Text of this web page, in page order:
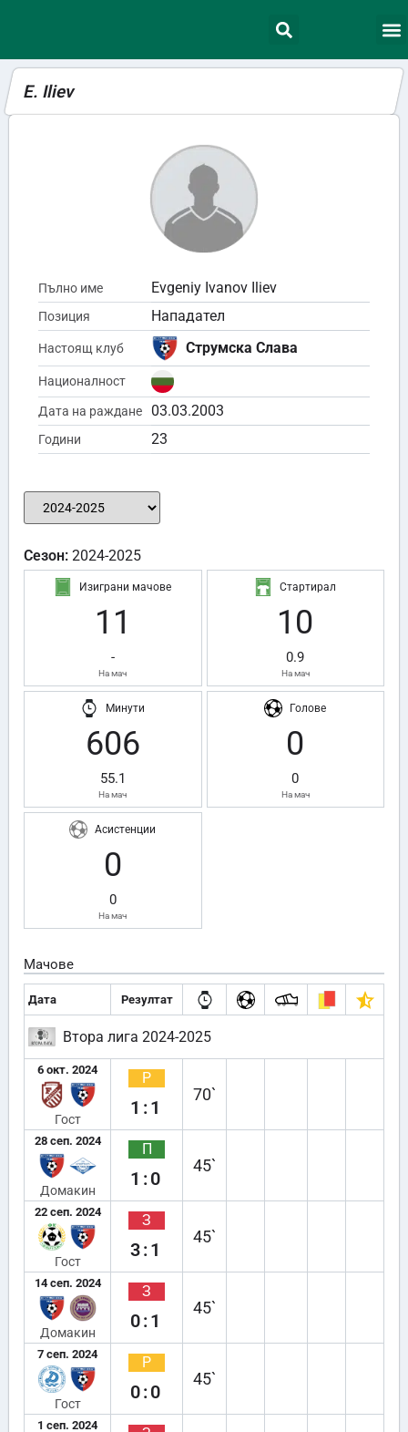
E. Iliev
Пълно име Evgeniy Ivanov Iliev
Позиция Нападател
Настоящ клуб Струмска Слава
Националност
Дата на раждане 03.03.2003
Години 23
Сезон: 2024-2025
Изиграни мачове
11
-
На мач
Стартирал
10
0.9
На мач
Минути
606
55.1
На мач
Голове
0
0
На мач
Асистенции
0
0
На мач
Мачове
Дата Резултат
Втора лига 2024-2025
6 окт. 2024
Гост
Р
1:1
70`
28 сеп. 2024
Домакин
П
1:0
45`
22 сеп. 2024
Гост
З
3:1
45`
14 сеп. 2024
Домакин
З
0:1
45`
7 сеп. 2024
Гост
Р
0:0
45`
1 сеп. 2024